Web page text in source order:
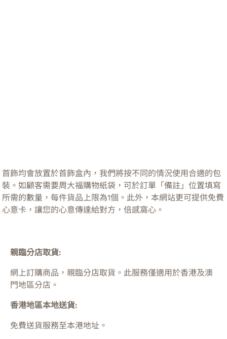
首飾均會放置於首飾盒內，我們將按不同的情況使用合適的包
裝。如顧客需要周大福購物紙袋，可於訂單「備註」位置填寫
所需的數量，每件貨品上限為1個。此外，本網站更可提供免費
心意卡，讓您的心意傳達給對方，倍感窩心。
親臨分店取貨:
網上訂購商品，親臨分店取貨。此服務僅適用於香港及澳
門地區分店。
香港地區本地送貨:
免費送貨服務至本港地址。